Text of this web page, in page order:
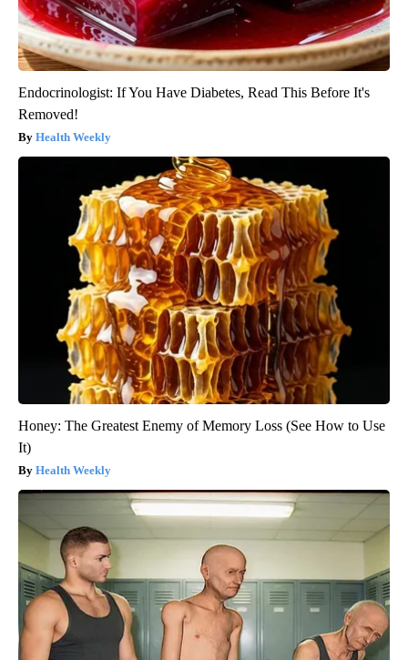
Endocrinologist: If You Have Diabetes, Read This Before It's
Removed!
Health Weekly
Honey: The Greatest Enemy of Memory Loss (See How to Use
It)
Health Weekly